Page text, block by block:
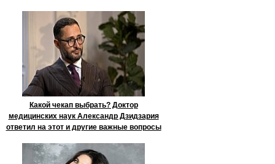
Какой чекап выбрать? Доктор
медицинских наук Александр Дзидзария
ответил на этот и другие важные вопросы